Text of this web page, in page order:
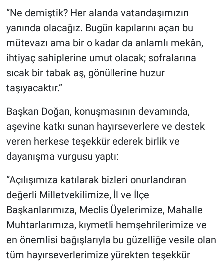
“Ne demiştik? Her alanda vatandaşımızın
yanında olacağız. Bugün kapılarını açan bu
mütevazı ama bir o kadar da anlamlı mekân,
ihtiyaç sahiplerine umut olacak; sofralarına
sıcak bir tabak aş, gönüllerine huzur
taşıyacaktır.”
Başkan Doğan, konuşmasının devamında,
aşevine katkı sunan hayırseverlere ve destek
veren herkese teşekkür ederek birlik ve
dayanışma vurgusu yaptı:
“Açılışımıza katılarak bizleri onurlandıran
değerli Milletvekilimize, İl ve İlçe
Başkanlarımıza, Meclis Üyelerimize, Mahalle
Muhtarlarımıza, kıymetli hemşehrilerimize ve
en önemlisi bağışlarıyla bu güzelliğe vesile olan
tüm hayırseverlerimize yürekten teşekkür